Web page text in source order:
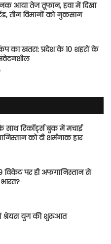
आया तेज तूफान, हवा में दिखा
तीन विमानों को नुकसान
का खतरा: प्रदेश के 10 शहरों के
साथ रिकॉर्ड्स बुक में मचाई
को दी शर्मनाक हार
विकेट पर ही अफगानिस्तान से
श्रेयस युग की शुरुआत